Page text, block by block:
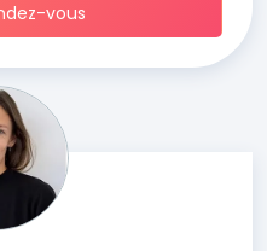
vous